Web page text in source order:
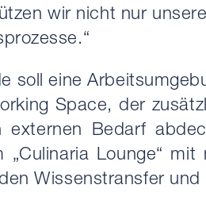
wir nicht nur
soll eine
Space, der
externen Bedarf
„Culinaria Lounge“
Wissenstransfer